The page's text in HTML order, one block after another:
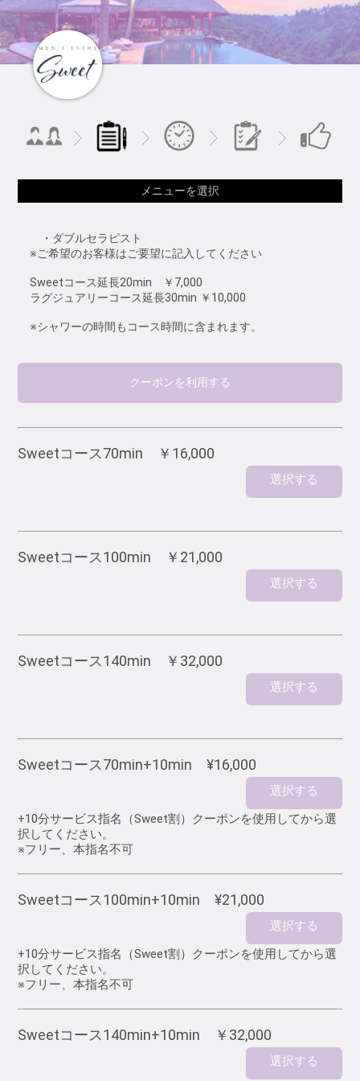
メニューを選択
・ダブルセラピスト
※ご希望のお客様はご要望に記入してください
Sweetコース延長20min ￥7,000
ラグジュアリーコース延長30min ￥10,000
※シャワーの時間もコース時間に含まれます。
クーポンを利用する
Sweetコース70min ￥16,000
選択する
Sweetコース100min ￥21,000
選択する
Sweetコース140min ￥32,000
選択する
Sweetコース70min+10min ¥16,000
選択する
+10分サービス指名（Sweet割）クーポンを使用してから選
択してください。
※フリー、本指名不可
Sweetコース100min+10min ¥21,000
選択する
+10分サービス指名（Sweet割）クーポンを使用してから選
択してください。
※フリー、本指名不可
Sweetコース140min+10min ￥32,000
選択する